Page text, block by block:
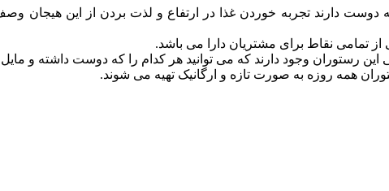
دوست دارند تجربه خوردن غذا در ارتفاع و لذت بردن از این هیجان
تمامی نقاط برای مشتریان دارا می باشد.
رستوران وجود دارند که می توانید هر کدام را که دوست داشته و
همه روزه به صورت تازه و ارگانیک تهیه می شوند.